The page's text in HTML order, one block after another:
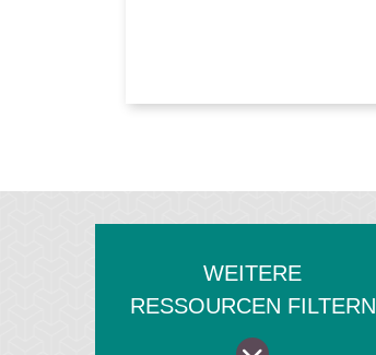
WEITERE
RESSOURCEN FILTERN